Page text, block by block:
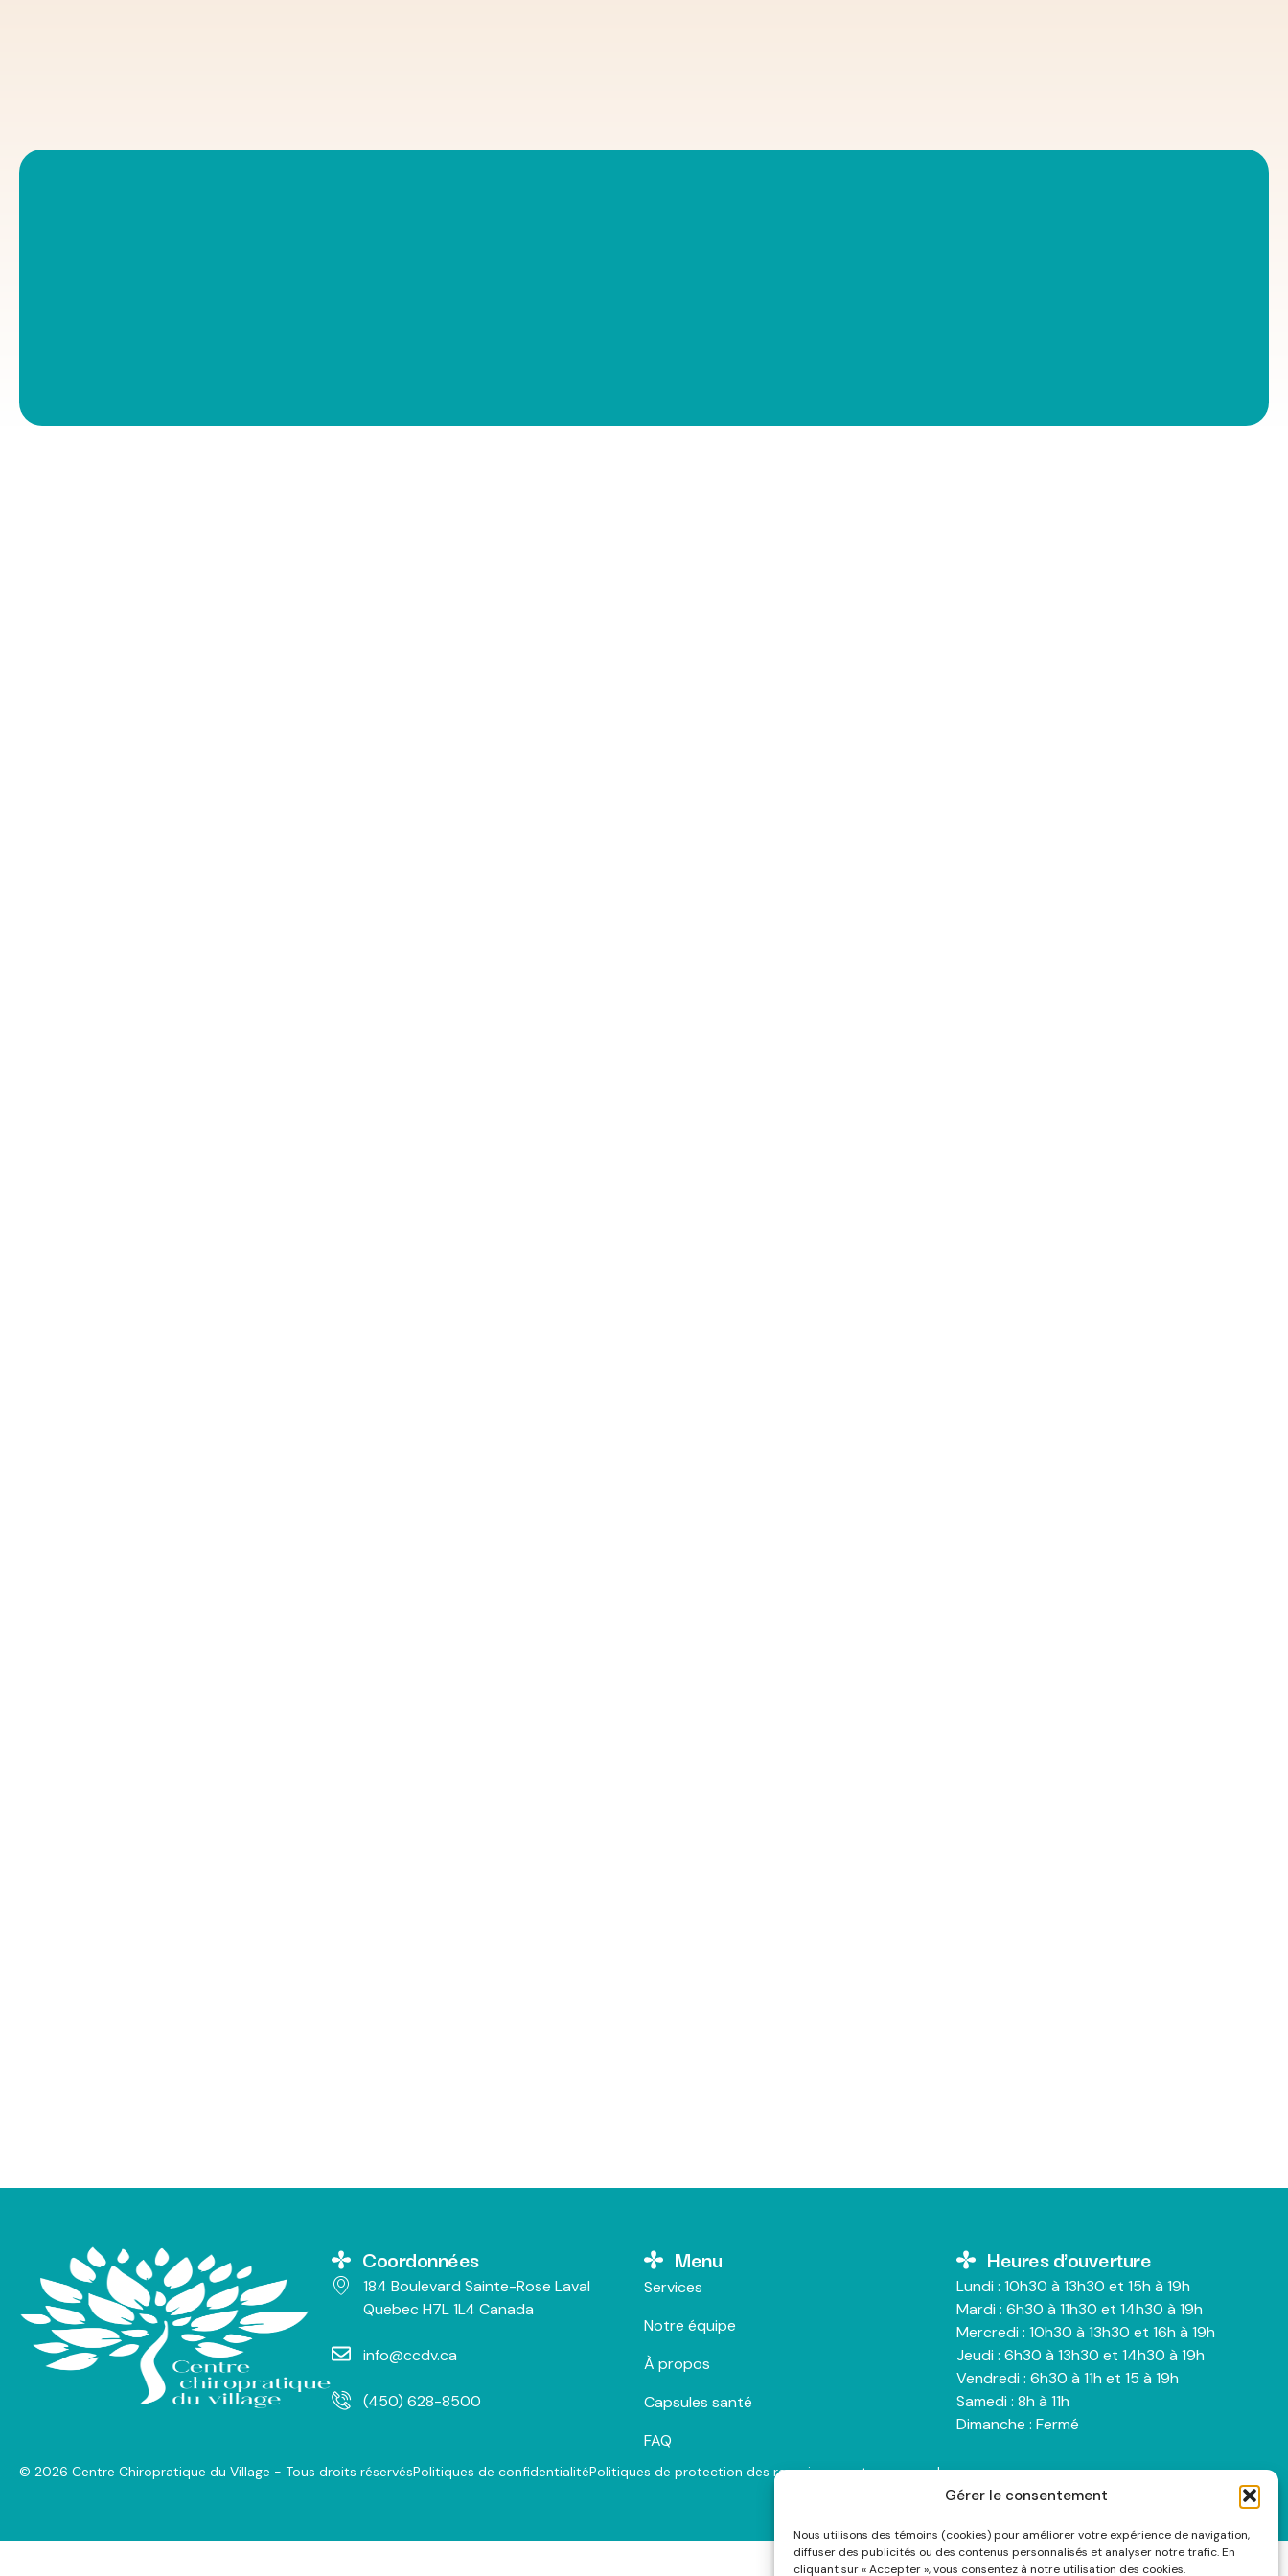
Gérer le consentement
Nous utilisons des témoins (cookies) pour améliorer votre expérience de navigation,
diffuser des publicités ou des contenus personnalisés et analyser notre trafic. En
cliquant sur « Accepter », vous consentez à notre utilisation des cookies.
Coordonnées
184 Boulevard Sainte-Rose Laval
Quebec H7L 1L4 Canada
info@ccdv.ca
(450) 628-8500
Menu
Services
Notre équipe
À propos
Capsules santé
FAQ
Heures d'ouverture
Lundi : 10h30 à 13h30 et 15h à 19h
Mardi : 6h30 à 11h30 et 14h30 à 19h
Mercredi : 10h30 à 13h30 et 16h à 19h
Jeudi : 6h30 à 13h30 et 14h30 à 19h
Vendredi : 6h30 à 11h et 15 à 19h
Samedi : 8h à 11h
Dimanche : Fermé
© 2026 Centre Chiropratique du Village - Tous droits réservésPolitiques de confidentialitéPolitiques de protection des renseignements personnels